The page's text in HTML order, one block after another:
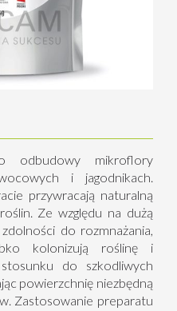
odbudowy mikroflory
i jagodnikach.
przywracają naturalną
Ze względu na dużą
do rozmnażania,
kolonizują roślinę i
do szkodliwych
powierzchnię niezbędną
Zastosowanie preparatu